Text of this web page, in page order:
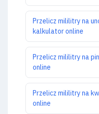
Przelicz mililitry na
kalkulator online
Przelicz mililitry na
online
Przelicz mililitry na
online